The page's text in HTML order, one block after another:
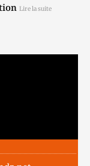
Lire la suite